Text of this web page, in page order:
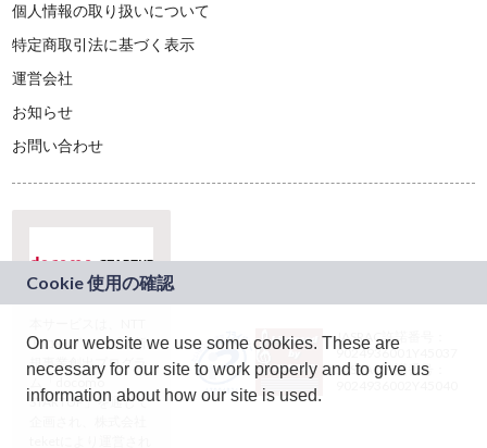
個人情報の取り扱いについて
特定商取引法に基づく表示
運営会社
お知らせ
お問い合わせ
ドコモグループの新
規事業創出プログラ
ム「docomo
STARTUP」を通じて
JASRAC許諾番号：
9024936001Y45037
JASRAC許諾番号：
On our website we use some cookies. These are
necessary for our site to work properly and to give us
information about how our site is used.